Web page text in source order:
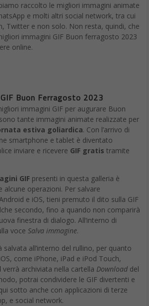
raccolto le migliori immagini animate
e molti altri social network, tra cui
Twitter e non solo. Non resta, quindi, che
immagini GIF Buon ferragosto 2023
online.
Buon Ferragosto 2023
immagini GIF per augurare Buon
tante immagini animate realizzate per
estiva goliardica. Con l’arrivo di
smartphone e tablet è diventato
inviare e ricevere GIF gratis tramite
GIF presenti in questa galleria è
alcune operazioni. Per salvare
e iOS, tieni premuto il dito sulla GIF
secondo, fino a quando non comparirà
finestra di dialogo. All’interno di
voce Salva immagine.
salvata all’interno del rullino, per quanto
come iPhone, iPad e iPod Touch,
verrà archiviata nella cartella Download del
potrai condividere le GIF divertenti e
sotto anche con applicazioni di terze
e social network.